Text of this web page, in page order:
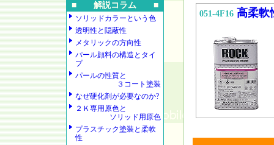
■ 解説コラム ■
ソリッドカラーという色
透明性と隠蔽性
メタリックの方向性
パール顔料の構造とタイ
プ
パールの性質と
３コート塗装
なぜ硬化剤が必要なのか?
２Ｋ専用原色と
ソリッド用原色
プラスチック塗装と柔軟
性
051-4F16高柔軟